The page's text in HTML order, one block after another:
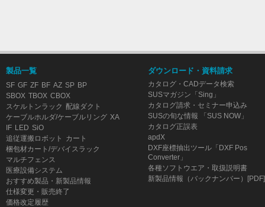
パーツバリエーション、キャスター
アクセサリバリエーション、GFフック、ミ
ル
2021年12月6日発売
ネジ軸双輪キャスター、プレート双輪キャス
能性プレートキャスター、低床キャスター、
ードキャスター、導電キャスター
2021年09月15日発売
パイプホルダ 導電、ストレートジョイント
製品一覧
SF GF ZF BF AZ SP BP
SBOX TBOX CBOX
スケルトンラック 配線ダクト
ケーブルホルダ/ケーブルリング XA
IF LED SiO
追従運搬ロボット
カート
梱包材カート/デバイスラック
マルチフェンス
医療設備システム
おすすめ製品・新製品情報
仕様変更・販売終了
価格改定履歴
ダウンロード・資料請求
カタログ・CADデータ検索
SUSマガジン「Sing」
カタログ請求・セミナー申込み
SUSの旬な情報 「SUS NOW」
カタログ正誤表
apdX
DXF座標抽出ツール「DXF Pos
Converter」
各種ソフトウエア・取扱説明書
新製品情報（バックナンバー）[PDF]